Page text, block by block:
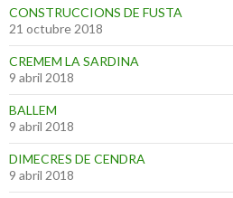
CONSTRUCCIONS DE FUSTA
21 octubre 2018
CREMEM LA SARDINA
9 abril 2018
BALLEM
9 abril 2018
DIMECRES DE CENDRA
9 abril 2018